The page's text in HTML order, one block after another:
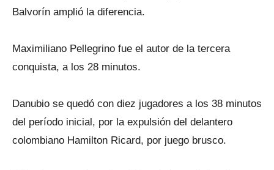
Balvorín amplió la diferencia.
Maximiliano Pellegrino fue el autor de la tercera
conquista, a los 28 minutos.
Danubio se quedó con diez jugadores a los 38 minutos
del período inicial, por la expulsión del delantero
colombiano Hamilton Ricard, por juego brusco.